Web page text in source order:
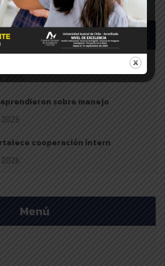
noticias
sobre manejo
cooperación intern
Menú